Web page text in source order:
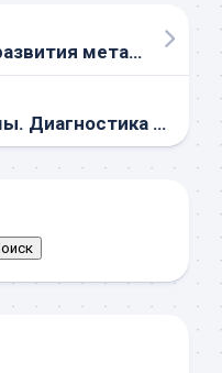
Причины появления и развития метастазов
Симптомы карциномы. Диагностика карциномы. Лечение карциномы.